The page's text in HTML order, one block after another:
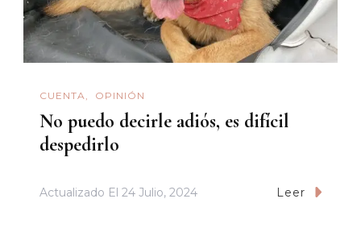
CUENTA OPINIÓN
No puedo decirle adiós, es difícil
despedirlo
Actualizado El 24 Julio, 2024 Leer